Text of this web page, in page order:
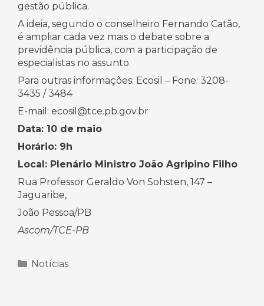
gestão pública.
A ideia, segundo o conselheiro Fernando Catão,
é ampliar cada vez mais o debate sobre a
previdência pública, com a participação de
especialistas no assunto.
Para outras informações: Ecosil – Fone: 3208-
3435 / 3484
E-mail: ecosil@tce.pb.gov.br
Data: 10 de maio
Horário: 9h
Local: Plenário Ministro João Agripino Filho
Rua Professor Geraldo Von Sohsten, 147 –
Jaguaribe,
João Pessoa/PB
Ascom/TCE-PB
Categorias
Notícias